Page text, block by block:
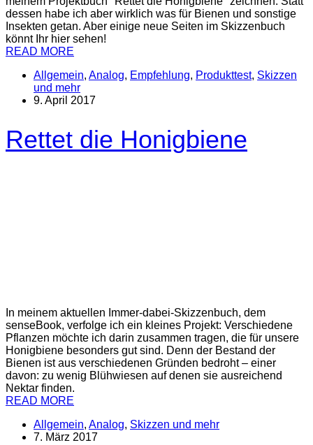
dessen habe ich aber wirklich was für Bienen und sonstige
Insekten getan. Aber einige neue Seiten im Skizzenbuch
könnt Ihr hier sehen!
READ MORE
Allgemein, Analog, Empfehlung, Produkttest, Skizzen
und mehr
9. April 2017
Rettet die Honigbiene
In meinem aktuellen Immer-dabei-Skizzenbuch, dem
senseBook, verfolge ich ein kleines Projekt: Verschiedene
Pflanzen möchte ich darin zusammen tragen, die für unsere
Honigbiene besonders gut sind. Denn der Bestand der
Bienen ist aus verschiedenen Gründen bedroht – einer
davon: zu wenig Blühwiesen auf denen sie ausreichend
Nektar finden.
READ MORE
Allgemein, Analog, Skizzen und mehr
7. März 2017